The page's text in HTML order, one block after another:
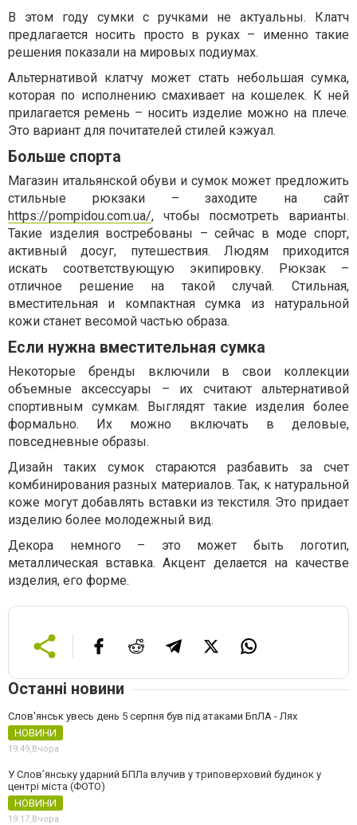
В этом году сумки с ручками не актуальны. Клатч
предлагается носить просто в руках – именно такие
решения показали на мировых подиумах.
Альтернативой клатчу может стать небольшая сумка,
которая по исполнению смахивает на кошелек. К ней
прилагается ремень – носить изделие можно на плече.
Это вариант для почитателей стилей кэжуал.
Больше спорта
Магазин итальянской обуви и сумок может предложить
стильные рюкзаки – заходите на сайт
https://pompidou.com.ua/, чтобы посмотреть варианты.
Такие изделия востребованы – сейчас в моде спорт,
активный досуг, путешествия. Людям приходится
искать соответствующую экипировку. Рюкзак –
отличное решение на такой случай. Стильная,
вместительная и компактная сумка из натуральной
кожи станет весомой частью образа.
Если нужна вместительная сумка
Некоторые бренды включили в свои коллекции
объемные аксессуары – их считают альтернативой
спортивным сумкам. Выглядят такие изделия более
формально. Их можно включать в деловые,
повседневные образы.
Дизайн таких сумок стараются разбавить за счет
комбинирования разных материалов. Так, к натуральной
коже могут добавлять вставки из текстиля. Это придает
изделию более молодежный вид.
Декора немного – это может быть логотип,
металлическая вставка. Акцент делается на качестве
изделия, его форме.
Останні новини
Слов'янськ увесь день 5 серпня був під атаками БпЛА - Лях
НОВИНИ
19:49,Вчора
У Слов’янську ударний БПЛа влучив у триповерховий будинок у
центрі міста (ФОТО)
НОВИНИ
19:17,Вчора